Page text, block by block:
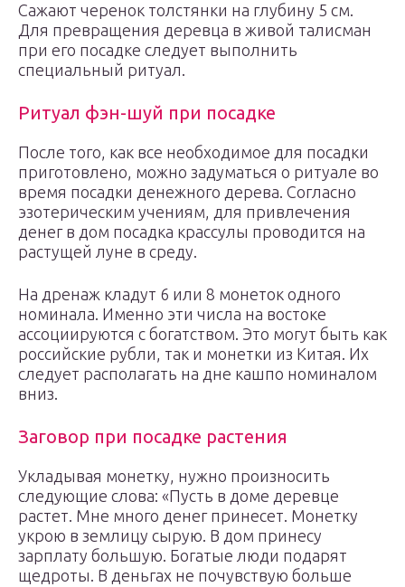
Сажают черенок толстянки на глубину 5 см.
Для превращения деревца в живой талисман
при его посадке следует выполнить
специальный ритуал.
Ритуал фэн-шуй при посадке
После того, как все необходимое для посадки
приготовлено, можно задуматься о ритуале во
время посадки денежного дерева. Согласно
эзотерическим учениям, для привлечения
денег в дом посадка крассулы проводится на
растущей луне в среду.
На дренаж кладут 6 или 8 монеток одного
номинала. Именно эти числа на востоке
ассоциируются с богатством. Это могут быть как
российские рубли, так и монетки из Китая. Их
следует располагать на дне кашпо номиналом
вниз.
Заговор при посадке растения
Укладывая монетку, нужно произносить
следующие слова: «Пусть в доме деревце
растет. Мне много денег принесет. Монетку
укрою в землицу сырую. В дом принесу
зарплату большую. Богатые люди подарят
щедроты. В деньгах не почувствую больше